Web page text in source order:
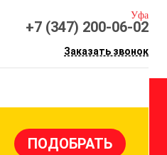
Уфа
+7 (347) 200-06-02
Заказать звонок